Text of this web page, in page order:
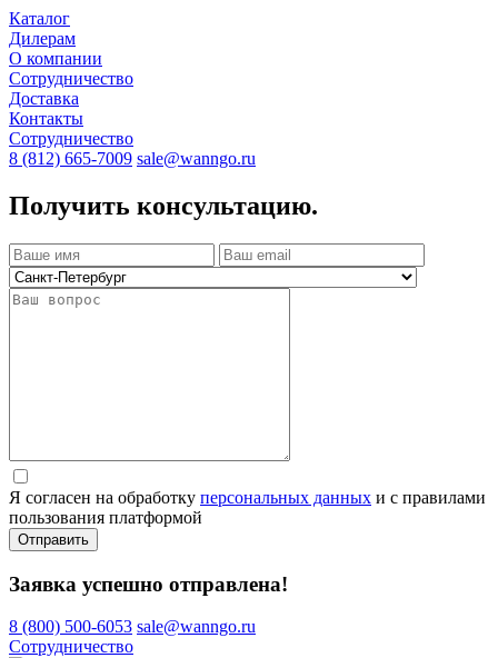
Каталог
Дилерам
О компании
Сотрудничество
Доставка
Контакты
Сотрудничество
8 (812) 665-7009 sale@wanngo.ru
Получить консультацию.
Я согласен на обработку персональных данных и с правилами
пользования платформой
Отправить
Заявка успешно отправлена!
8 (800) 500-6053 sale@wanngo.ru
Сотрудничество